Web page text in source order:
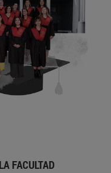
FACULTAD